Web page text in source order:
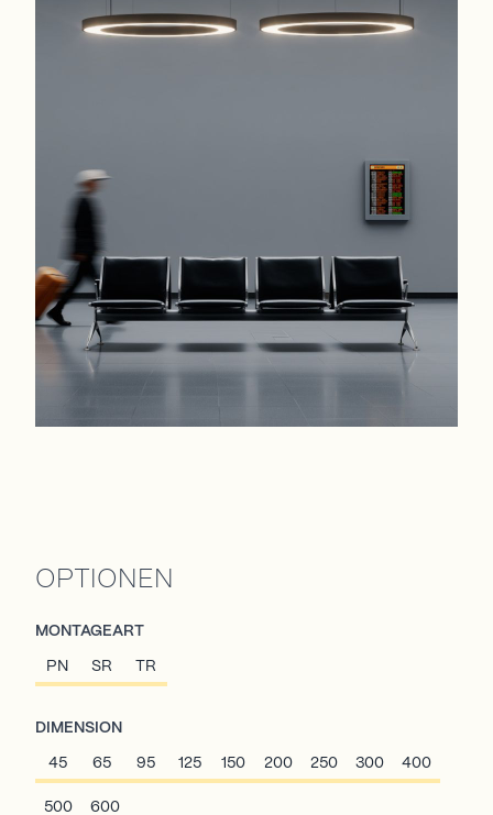
OPTIONEN
MONTAGEART
PN SR TR
DIMENSION
45 65 95 125 150 200 250 300 400
500 600